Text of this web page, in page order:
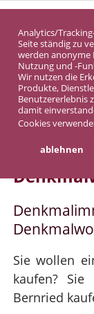
Analytics/
Seite ständig zu
werden anonyme
Nutzung und -
Wir nutzen die
Produkte,
Benutzererlebnis
damit
Cookies
ablehnen
Sie wollen
kaufen?
Bernried